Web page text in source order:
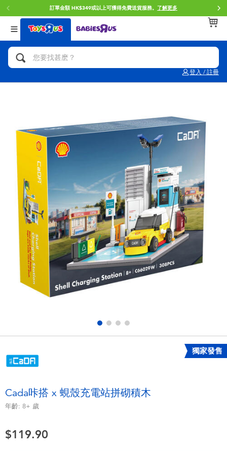
訂單金額 HK$349或以上可獲得免費送貨服務。 了解更多
登入 / 註冊
返回
分類目錄
人氣英雄,角色扮演,射擊玩具
玩具車,貨車,火車及遙控系列
手工藝,文具,蠟筆,泥膠,畫板
娃娃, 芭比,收藏公仔
電子玩具
遊戲及拼圖系列
益智學習玩具
毛毛公仔玩具
夏日用品
返回
品牌
Brunch Brother 早午餐兄弟
Mini Brands
Play-Doh培樂多
Pokemon寶可夢
playpop
LEGO樂高
LeapFrog跳跳蛙
返回
年齢
0~2歳
8~11歳
12~14歳
14歳以上
獨家發售
Cada咔搭 x 蜆殼充電站拼砌積木
年齡: 8+ 歲
$119.90